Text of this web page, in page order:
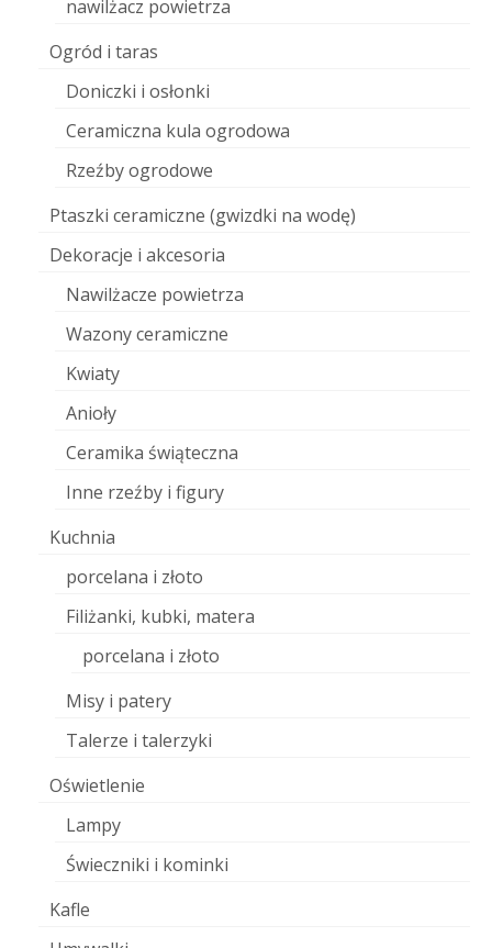
nawilżacz powietrza
Ogród i taras
Doniczki i osłonki
Ceramiczna kula ogrodowa
Rzeźby ogrodowe
Ptaszki ceramiczne (gwizdki na wodę)
Dekoracje i akcesoria
Nawilżacze powietrza
Wazony ceramiczne
Kwiaty
Anioły
Ceramika świąteczna
Inne rzeźby i figury
Kuchnia
porcelana i złoto
Filiżanki, kubki, matera
porcelana i złoto
Misy i patery
Talerze i talerzyki
Oświetlenie
Lampy
Świeczniki i kominki
Kafle